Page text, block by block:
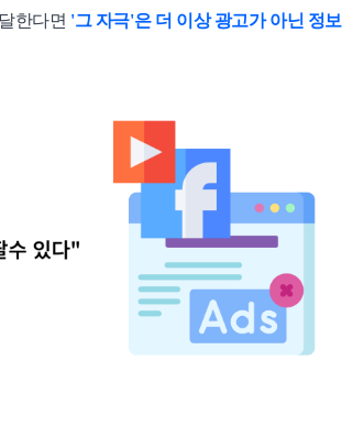
한다면 '그 자극'은 더 이상 광고가 아닌 정보